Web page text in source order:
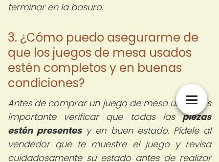
terminar en la basura.
3. ¿Cómo puedo asegurarme de
que los juegos de mesa usados
estén completos y en buenas
condiciones?
Antes de comprar un juego de mesa usado, es
importante verificar que todas laspiezas
estén presentesy en buen estado. Pídele al
vendedor que te muestre el juego y revisa
cuidadosamente su estado antes de realizar